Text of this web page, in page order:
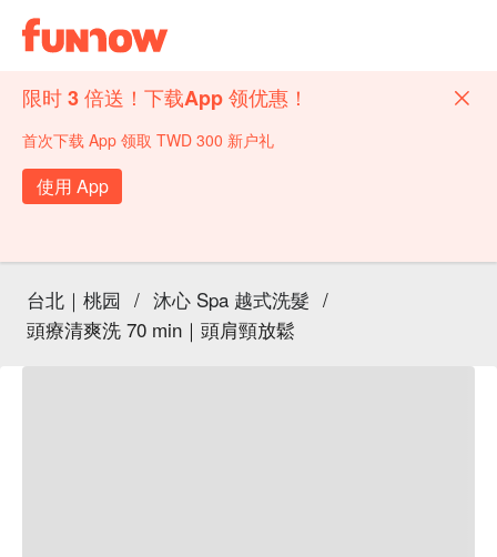
限时 3 倍送！下载App 领优惠！
首次下载 App 领取 TWD 300 新户礼
使用 App
台北｜桃园 / 沐心 Spa 越式洗髮 /
頭療清爽洗 70 min｜頭肩頸放鬆